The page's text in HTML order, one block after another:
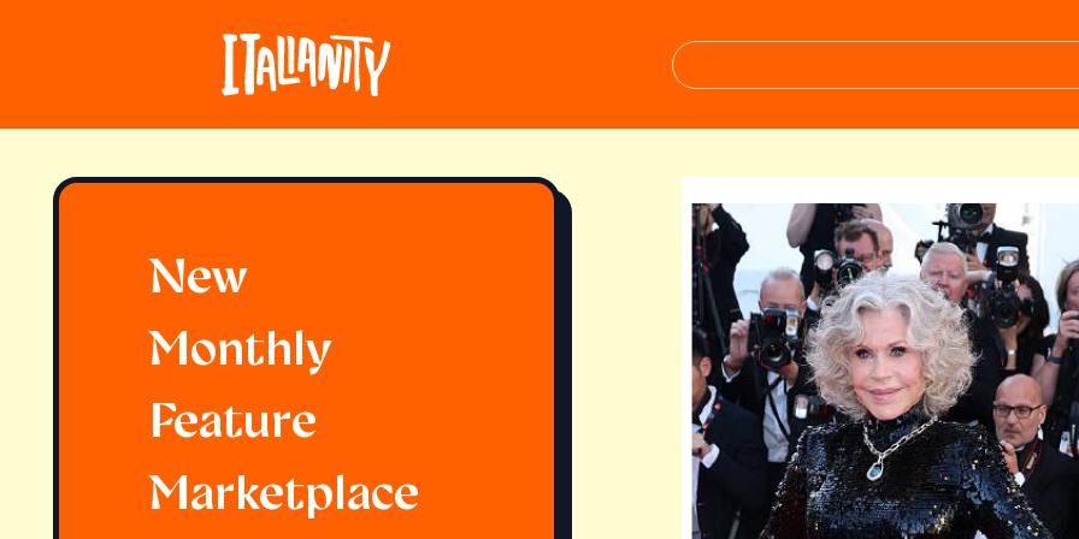
New
Monthly
Feature
Marketplace